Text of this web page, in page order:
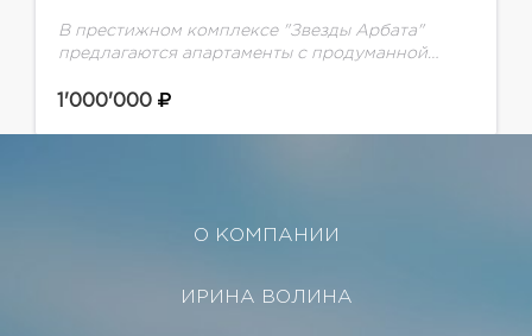
В престижном комплексе "Звезды Арбата"
предлагаются апартаменты с продуманной
Украина и Москва- Сити. Планировка: кухня-
1'000'000
О КОМПАНИИ
ИРИНА ВОЛИНА